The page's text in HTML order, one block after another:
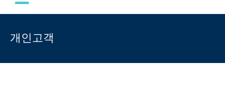
개인고객